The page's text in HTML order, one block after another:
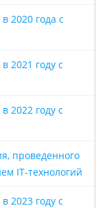
2020 года с
2021 году с
2022 году с
проведенного
IT-технологий
2023 году с